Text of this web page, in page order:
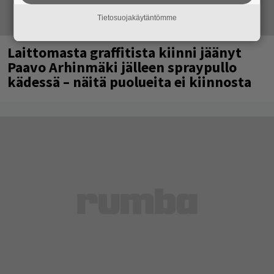
Laittomasta graffitista kiinni jäänyt
Paavo Arhinmäki jälleen spraypullo
kädessä – näitä puolueita ei kiinnosta
Tietosuojakäytäntömme